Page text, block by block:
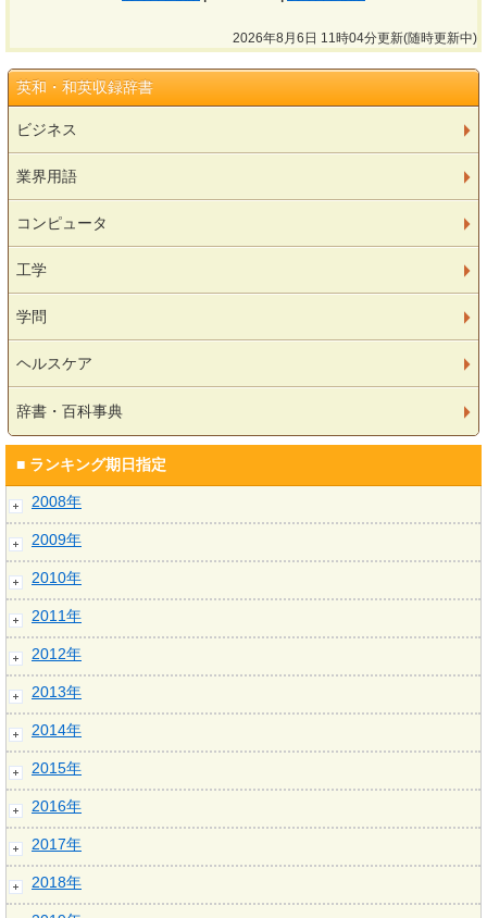
2026年8月6日 11時04分更新(随時更新中)
英和・和英収録辞書
ビジネス
業界用語
コンピュータ
工学
学問
ヘルスケア
辞書・百科事典
■ ランキング期日指定
2008年
2009年
2010年
2011年
2012年
2013年
2014年
2015年
2016年
2017年
2018年